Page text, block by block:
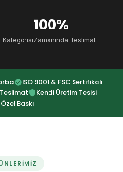
Kategorisi
100%
Zamanında Teslimat
ISO 9001 & FSC Sertifikalı
Kendi Üretim Tesisi
Özel Baskı